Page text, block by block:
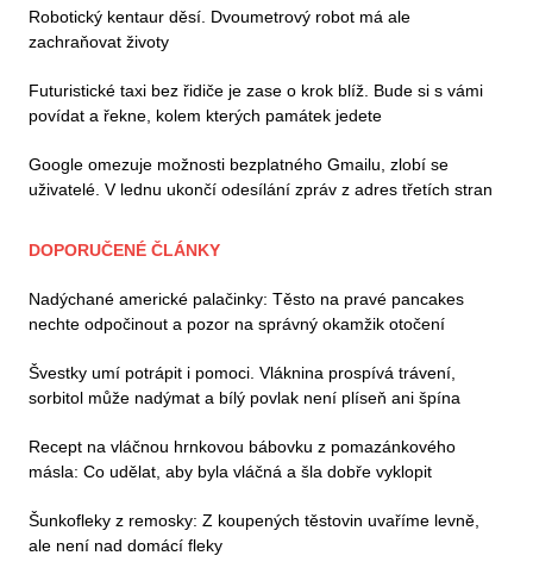
Robotický kentaur děsí. Dvoumetrový robot má ale
zachraňovat životy
Futuristické taxi bez řidiče je zase o krok blíž. Bude si s vámi
povídat a řekne, kolem kterých památek jedete
Google omezuje možnosti bezplatného Gmailu, zlobí se
uživatelé. V lednu ukončí odesílání zpráv z adres třetích stran
DOPORUČENÉ ČLÁNKY
Nadýchané americké palačinky: Těsto na pravé pancakes
nechte odpočinout a pozor na správný okamžik otočení
Švestky umí potrápit i pomoci. Vláknina prospívá trávení,
sorbitol může nadýmat a bílý povlak není plíseň ani špína
Recept na vláčnou hrnkovou bábovku z pomazánkového
másla: Co udělat, aby byla vláčná a šla dobře vyklopit
Šunkofleky z remosky: Z koupených těstovin uvaříme levně,
ale není nad domácí fleky